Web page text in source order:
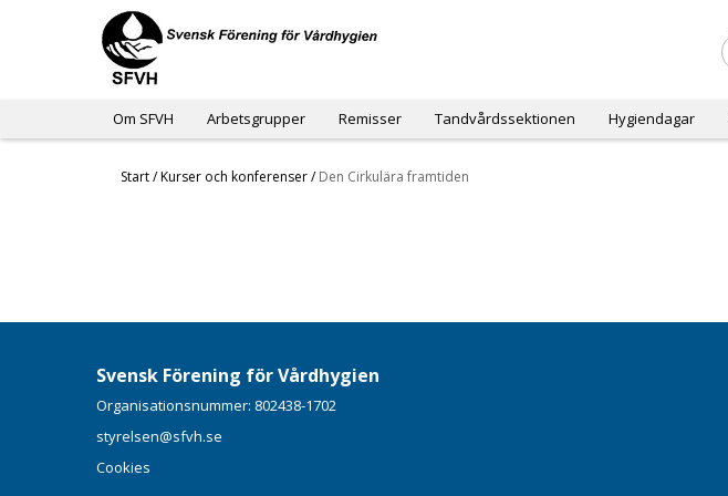
Om SFVH Arbetsgrupper Remisser Tandvårdssektionen Hygiendagar
Start/Kurser och konferenser/ Den Cirkulära framtiden
Svensk Förening för Vårdhygien
Organisationsnummer: 802438-1702
styrelsen@sfvh.se
Cookies